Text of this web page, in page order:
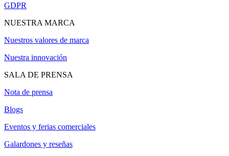
GDPR
NUESTRA MARCA
Nuestros valores de marca
Nuestra innovación
SALA DE PRENSA
Nota de prensa
Blogs
Eventos y ferias comerciales
Galardones y reseñas